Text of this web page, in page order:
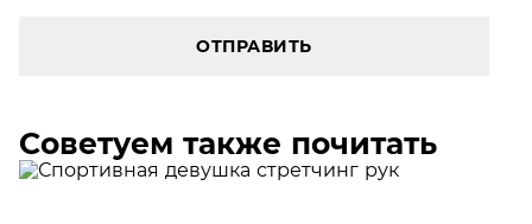
ОТПРАВИТЬ
Советуем также почитать